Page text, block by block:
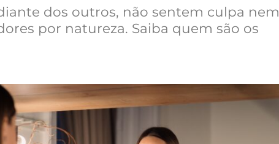
dos outros, não sentem culpa nem
por natureza. Saiba quem são os